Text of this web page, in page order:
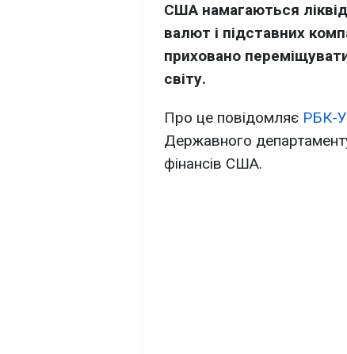
США намагаються
валют і підставних
приховано
світу.
Про це повідомляє РБК-
Державного
фінансів США.